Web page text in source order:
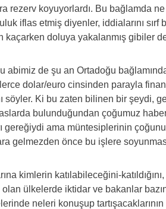
rezerv koyuyorlardı. Bu bağlamda
iflas etmiş diyenler, iddialarını sırf
kaçarken doluya yakalanmış gibiler
abimiz de şu an Ortadoğu
dolar/euro cinsinden parayla
söyler. Ki bu zaten bilinen bir şeydi,
bulunduğundan çoğumuz
gereğiydi ama müntesiplerinin
gelmezden önce bu işlere
kimlerin katılabileceğini-
olan ülkelerde iktidar ve bakanlar
neleri konuşup tartışacaklarının